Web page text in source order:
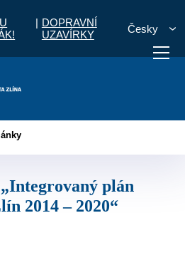
| DOPRAVNÍ
UZAVÍRKY
Česky
zaplatit
2014 – 2020“